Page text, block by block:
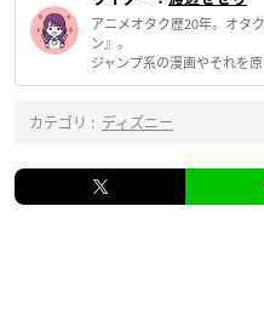
アニメオタク歴20年。オタ
ン』。
ジャンプ系の漫画やそれを
カテゴリ : ディズニー